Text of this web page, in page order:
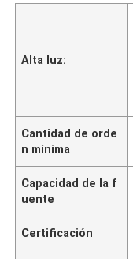
Alta luz:
Cantidad de orde
n mínima
Capacidad de la f
uente
Certificación